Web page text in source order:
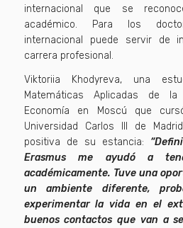
internacional que se
académico. Para los
internacional puede servir de
carrera profesional.
Viktoriia Khodyreva, una
Matemáticas Aplicadas de
Economía en Moscú que
Universidad Carlos III de
positiva de su estancia:
Erasmus me ayudó a
académicamente. Tuve una
un ambiente diferente,
experimentar la vida en el
buenos contactos que van a